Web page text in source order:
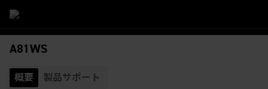
A81WS
概要 製品サポート